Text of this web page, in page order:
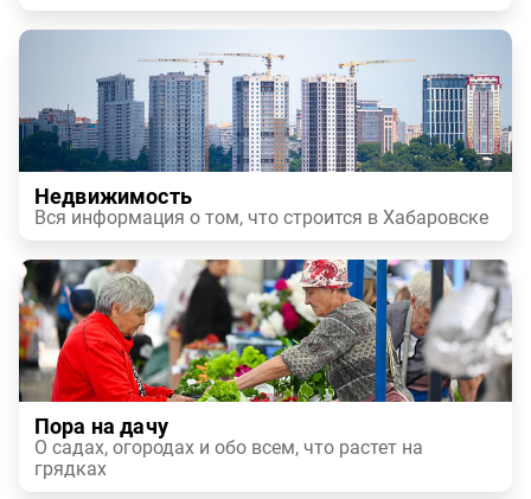
Недвижимость
Вся информация о том, что строится в Хабаровске
Пора на дачу
О садах, огородах и обо всем, что растет на
грядках